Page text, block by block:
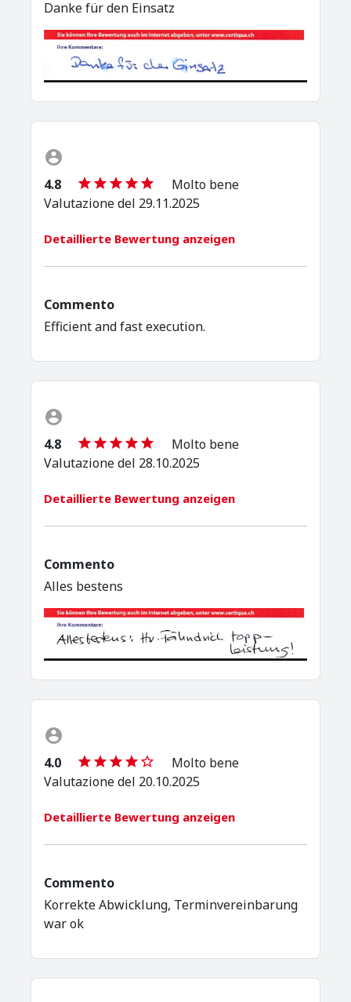
Danke für den Einsatz
4.8
Molto bene
Valutazione del 29.11.2025
Detaillierte Bewertung anzeigen
Commento
Efficient and fast execution.
4.8
Molto bene
Valutazione del 28.10.2025
Detaillierte Bewertung anzeigen
Commento
Alles bestens
4.0
Molto bene
Valutazione del 20.10.2025
Detaillierte Bewertung anzeigen
Commento
Korrekte Abwicklung, Terminvereinbarung
war ok